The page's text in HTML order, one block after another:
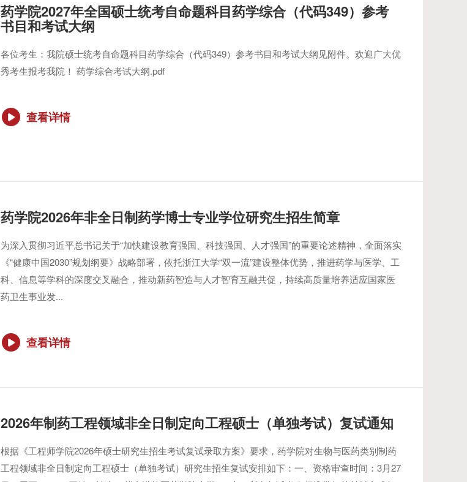
药学院2027年全国硕士统考自命题科目药学综合（代码349）参考
书目和考试大纲
各位考生：我院硕士统考自命题科目药学综合（代码349）参考书目和考试大纲见附件。欢迎广大优
秀考生报考我院！ 药学综合考试大纲.pdf
查看详情
药学院2026年非全日制药学博士专业学位研究生招生简章
为深入贯彻习近平总书记关于“加快建设教育强国、科技强国、人才强国”的重要论述精神，全面落实
《“健康中国2030”规划纲要》战略部署，依托浙江大学“双一流”建设整体优势，推进药学与医学、工
科、信息等学科的深度交叉融合，推动新药智造与人才智育互融共促，持续高质量培养适应国家医
药卫生事业发...
查看详情
2026年制药工程领域非全日制定向工程硕士（单独考试）复试通知
根据《工程师学院2026年硕士研究生招生考试复试录取方案》要求，药学院对生物与医药类别制药
工程领域非全日制定向工程硕士（单独考试）研究生招生复试安排如下：一、资格审查时间：3月27